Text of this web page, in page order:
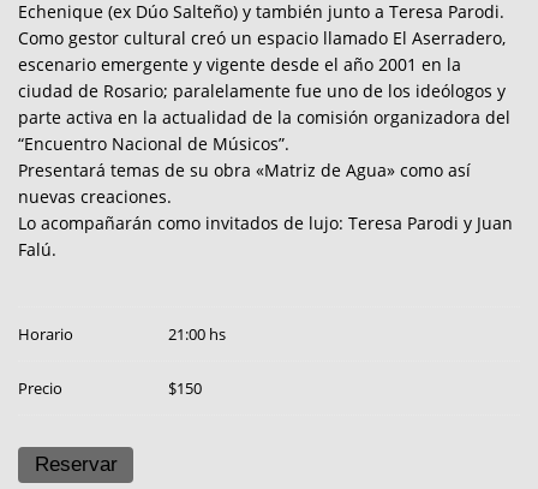
Echenique (ex Dúo Salteño) y también junto a Teresa Parodi.
Como gestor cultural creó un espacio llamado El Aserradero,
escenario emergente y vigente desde el año 2001 en la
ciudad de Rosario; paralelamente fue uno de los ideólogos y
parte activa en la actualidad de la comisión organizadora del
“Encuentro Nacional de Músicos”.
Presentará temas de su obra «Matriz de Agua» como así
nuevas creaciones.
Lo acompañarán como invitados de lujo: Teresa Parodi y Juan
Falú.
Horario 21:00 hs
Precio $150
Reservar